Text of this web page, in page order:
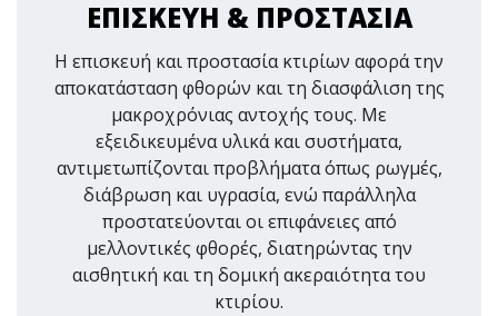
ΕΠΙΣΚΕΥΗ & ΠΡΟΣΤΑΣΙΑ
Η επισκευή και προστασία κτιρίων αφορά την
αποκατάσταση φθορών και τη διασφάλιση της
μακροχρόνιας αντοχής τους. Με
εξειδικευμένα υλικά και συστήματα,
αντιμετωπίζονται προβλήματα όπως ρωγμές,
διάβρωση και υγρασία, ενώ παράλληλα
προστατεύονται οι επιφάνειες από
μελλοντικές φθορές, διατηρώντας την
αισθητική και τη δομική ακεραιότητα του
κτιρίου.